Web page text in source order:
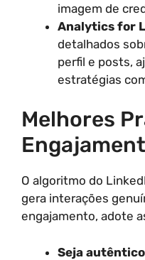
imagem de
Analytics for
detalhados
perfil e posts,
estratégias
Melhores
O algoritmo do
gera interações
engajamento, adote
Seja